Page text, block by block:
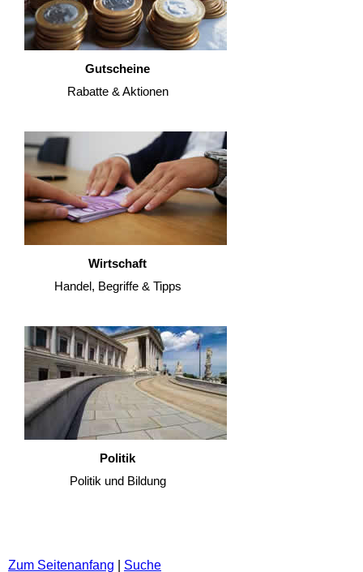
Gutscheine
Rabatte & Aktionen
Wirtschaft
Handel, Begriffe & Tipps
Politik
Politik und Bildung
Zum Seitenanfang Suche